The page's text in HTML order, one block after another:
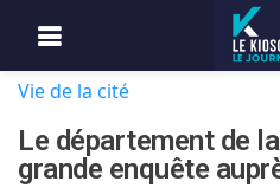
Vie de la cité
Le département de
grande enquête